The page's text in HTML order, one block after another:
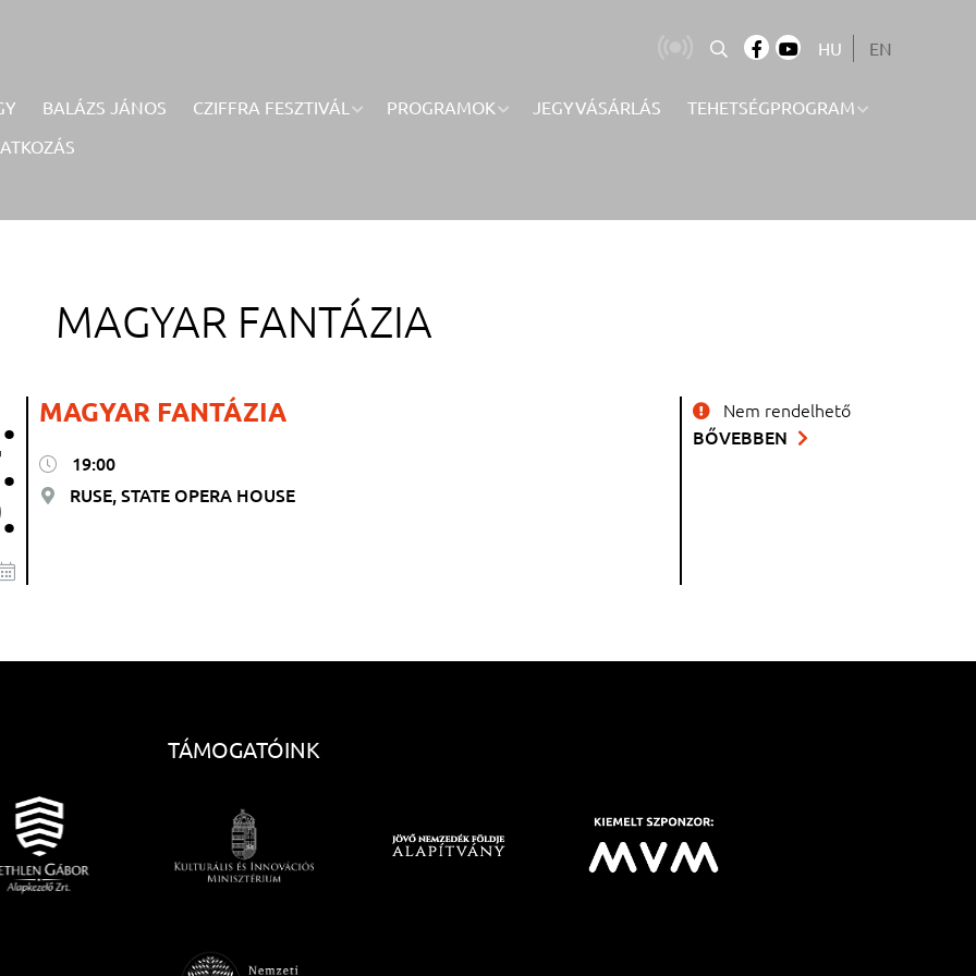
HU EN
BALÁZS JÁNOS CZIFFRA FESZTIVÁL PROGRAMOK JEGYVÁSÁRLÁS
TEHETSÉGPROGRAM
MAGYAR FANTÁZIA
MAGYAR FANTÁZIA
19:00
RUSE, STATE OPERA HOUSE
Nem rendelhető
BŐVEBBEN
TÁMOGATÓINK